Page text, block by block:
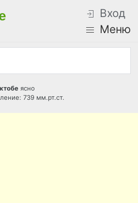
Вход
Меню
ясно
739 мм.рт.ст.